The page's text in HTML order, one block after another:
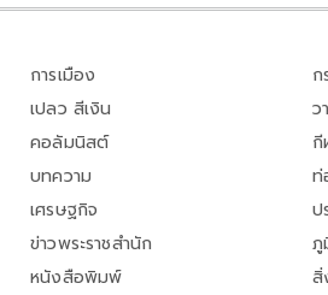
การเมือง
เปลว สีเงิน
คอลัมนิสต์
บทความ
เศรษฐกิจ
ข่าวพระราชสำนัก
หนังสือพิมพ์
ว
กี
ท่
ป
ภู
สิ่